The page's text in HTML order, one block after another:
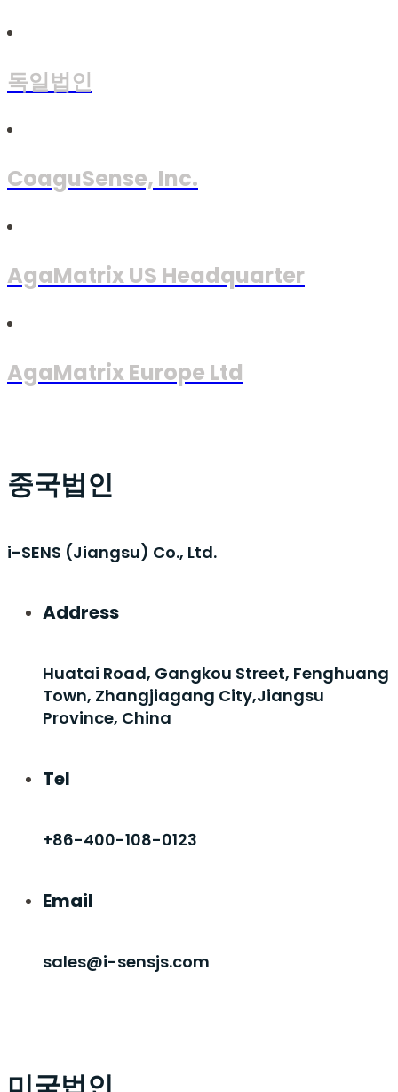
독일법인
CoaguSense, Inc.
AgaMatrix US Headquarter
AgaMatrix Europe Ltd
중국법인
i-SENS (Jiangsu) Co., Ltd.
Address
Huatai Road, Gangkou Street, Fenghuang
Town, Zhangjiagang City,Jiangsu
Province, China
Tel
+86-400-108-0123
Email
sales@i-sensjs.com